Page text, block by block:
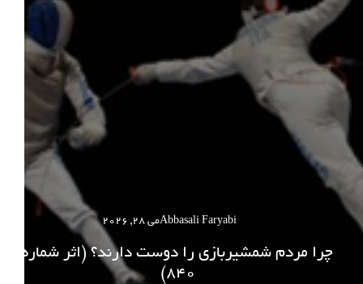
Abbasali Faryabiمی 28, 2026
چرا مردم شمشیربازی را دوست دارند؟ (اثر شماره
840)